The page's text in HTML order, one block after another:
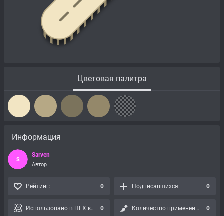
Цветовая палитра
Информация
S
Sarven
Автор
Рейтинг: 0 Подписавшихся: 0
Использовано в HEX картах: 0 Количество применений: 0